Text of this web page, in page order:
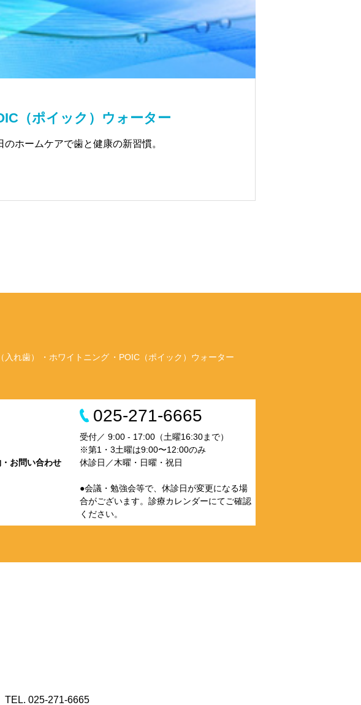
（ポイック）ウォーター
のホームケアで歯と健康の新習慣。
入れ歯） ホワイトニング POIC（ポイック）ウォーター
お問い合わせ
025-271-6665
受付／ 9:00 - 17:00（土曜16:30まで）
※第1・3土曜は9:00〜12:00のみ
休診日／木曜・日曜・祝日
●会議・勉強会等で、休診日が変更になる場
合がございます。診療カレンダーにてご確認
ください。
025-271-6665